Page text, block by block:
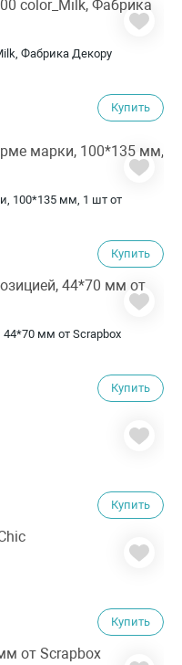
Фабрика Декору
Купить
100*135 мм, 1 шт от
Купить
мм от Scrapbox
Купить
Купить
Купить